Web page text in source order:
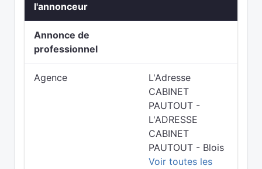
l'annonceur
Annonce de
professionnel
Agence
L'Adresse
CABINET
PAUTOUT -
L'ADRESSE
CABINET
PAUTOUT - Blois
Voir toutes les